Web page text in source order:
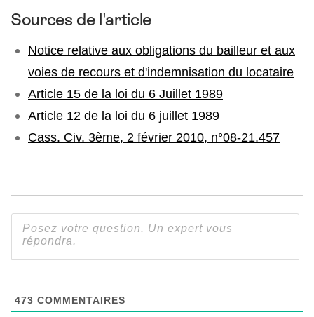
Sources de l'article
Notice relative aux obligations du bailleur et aux
voies de recours et d'indemnisation du locataire
Article 15 de la loi du 6 Juillet 1989
Article 12 de la loi du 6 juillet 1989
Cass. Civ. 3ème, 2 février 2010, n°08-21.457
473 COMMENTAIRES